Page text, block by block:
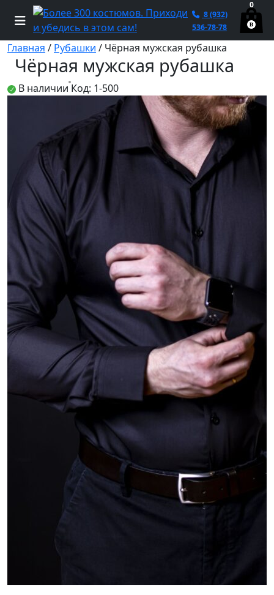
8 (932)
536-78-78
0
Главная / Рубашки / Чёрная мужская рубашка
Чёрная мужская рубашка
В наличии Код: 1-500